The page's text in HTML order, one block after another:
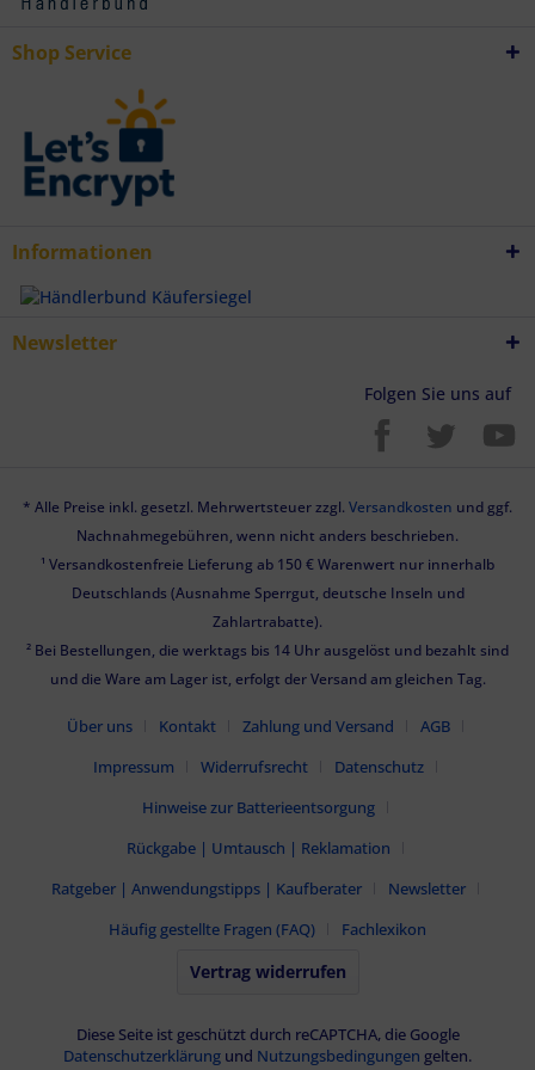
Shop Service
Informationen
Newsletter
Folgen Sie uns auf
* Alle Preise inkl. gesetzl. Mehrwertsteuer zzgl. Versandkosten und ggf.
Nachnahmegebühren, wenn nicht anders beschrieben.
¹ Versandkostenfreie Lieferung ab 150 € Warenwert nur innerhalb
Deutschlands (Ausnahme Sperrgut, deutsche Inseln und
Zahlartrabatte).
² Bei Bestellungen, die werktags bis 14 Uhr ausgelöst und bezahlt sind
und die Ware am Lager ist, erfolgt der Versand am gleichen Tag.
Über uns Kontakt Zahlung und Versand
AGB
Impressum
Widerrufsrecht
Datenschutz
Hinweise zur Batterieentsorgung
Rückgabe | Umtausch | Reklamation
Ratgeber | Anwendungstipps | Kaufberater
Newsletter
Häufig gestellte Fragen (FAQ)
Fachlexikon
Vertrag widerrufen
Diese Seite ist geschützt durch reCAPTCHA, die Google
Datenschutzerklärung und Nutzungsbedingungen gelten.
Endgeräteeigenschaften zur Identifikation aktiv abfragen